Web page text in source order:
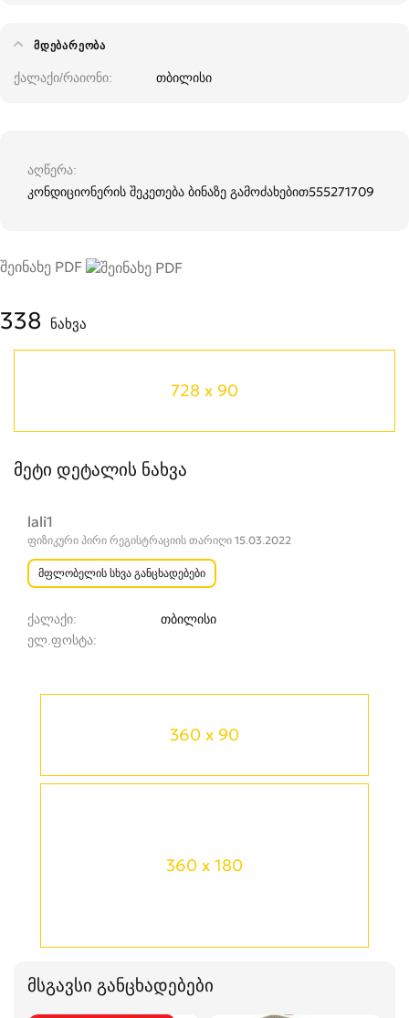
360 x 90
360 x 180
მსგავსი განცხადებები
ᲛᲓᲔᲑᲐᲠᲔᲝᲑᲐ
ქალაქი/რაიონი თბილისი
აღწერა
კონდიციონერის შეკეთება ბინაზე გამოძახებით555271709
შეინახე PDF
338 ნახვა
728 x 90
მეტი დეტალის ნახვა
lali1
ფიზიკური პირი რეგისტრაციის თარიღი 15.03.2022
მფლობელის სხვა განცხადებები
ქალაქი
თბილისი
ელ.ფოსტა